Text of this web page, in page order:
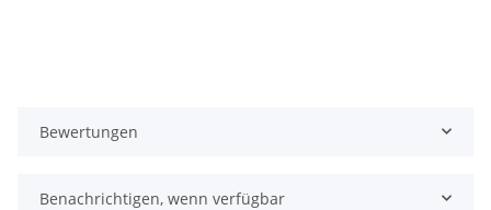
Bewertungen
Benachrichtigen, wenn verfügbar